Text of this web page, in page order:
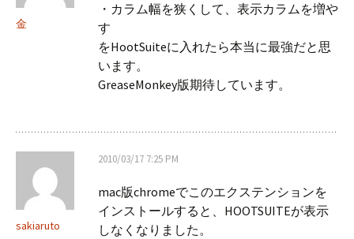
金
・カラム幅を狭くして、表示カラムを増や
す
をHootSuiteに入れたら本当に最強だと思
います。
GreaseMonkey版期待しています。
sakiaruto
2010/03/17 7:25 PM
mac版chromeでこのエクステンションを
インストールすると、HOOTSUITEが表示
しなくなりました。